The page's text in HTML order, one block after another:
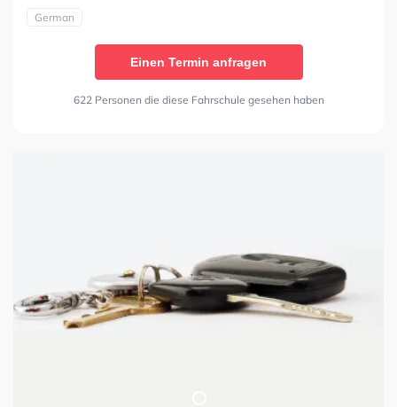
German
Einen Termin anfragen
622 Personen die diese Fahrschule gesehen haben